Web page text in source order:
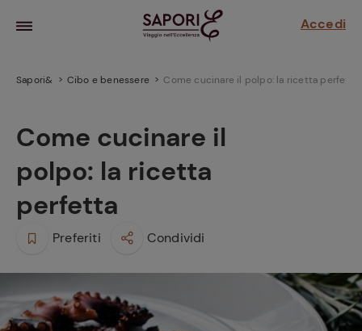
Accedi
Sapori& Cibo e benessere Come cucinare il polpo: la ricetta perfetta
Come cucinare il
polpo: la ricetta
perfetta
Preferiti Condividi